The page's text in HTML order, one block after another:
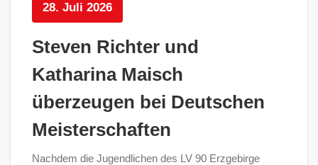
28. Juli 2026
Steven Richter und
Katharina Maisch
überzeugen bei Deutschen
Meisterschaften
Nachdem die Jugendlichen des LV 90 Erzgebirge